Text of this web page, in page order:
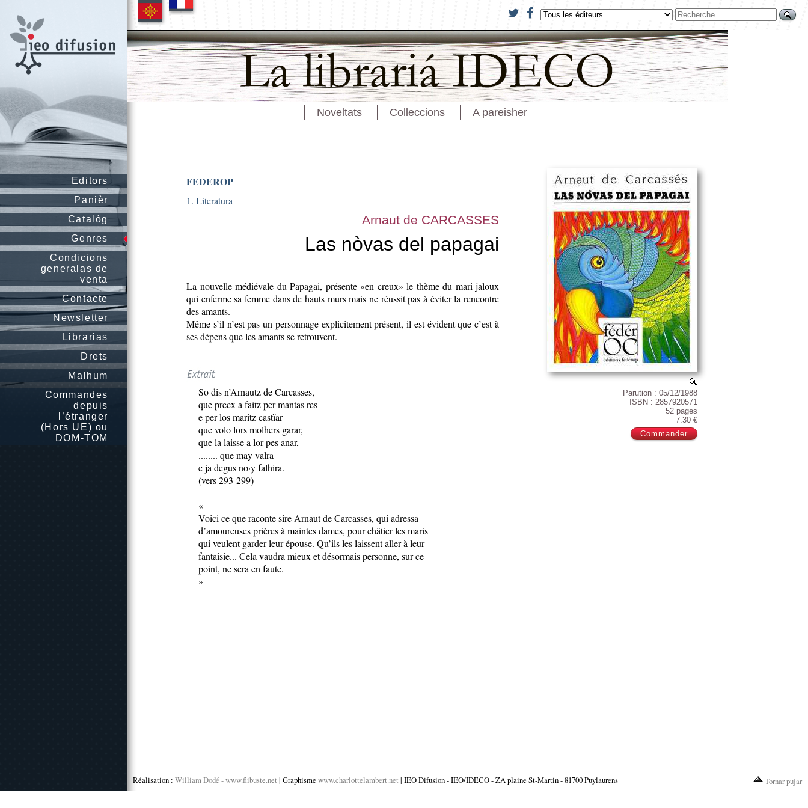
Editors
Panièr
Catalòg
Genres
Condicions
generalas de
venta
Contacte
Newsletter
Librarias
Drets
Malhum
Commandes
depuis
l’étranger
(Hors UE) ou
DOM-TOM
Noveltats Colleccions A pareisher
Parution : 05/12/1988
ISBN : 2857920571
52 pages
7.30 €
FEDEROP
1. Literatura
Arnaut de CARCASSES
Las nòvas del papagai
La nouvelle médiévale du Papagai, présente «en creux» le thème du mari jaloux
qui enferme sa femme dans de hauts murs mais ne réussit pas à éviter la rencontre
des amants.
Même s’il n’est pas un personnage explicitement présent, il est évident que c’est à
ses dépens que les amants se retrouvent.
So dis n’Arnautz de Carcasses,
que precx a faitz per mantas res
e per los maritz castïar
que volo lors molhers garar,
que la laisse a lor pes anar,
........ que may valra
e ja degus no·y falhira.
(vers 293-299)
«
Voici ce que raconte sire Arnaut de Carcasses, qui adressa
d’amoureuses prières à maintes dames, pour châtier les maris
qui veulent garder leur épouse. Qu’ils les laissent aller à leur
fantaisie... Cela vaudra mieux et désormais personne, sur ce
point, ne sera en faute.
»
Réalisation : William Dodé - www.flibuste.net | Graphisme www.charlottelambert.net | IEO Difusion - IEO/IDECO - ZA plaine St-Martin - 81700 Puylaurens Tornar pujar